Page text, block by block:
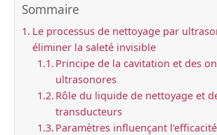
Sommaire
Le processus de nettoyage par
éliminer la saleté invisible
Principe de la cavitation et des
ultrasonores
Rôle du liquide de nettoyage et
transducteurs
Paramètres influençant